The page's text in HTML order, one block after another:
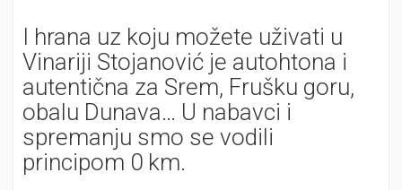
I hrana uz koju možete uživati u
Vinariji Stojanović je autohtona i
autentična za Srem, Frušku goru,
obalu Dunava… U nabavci i
spremanju smo se vodili
principom 0 km.